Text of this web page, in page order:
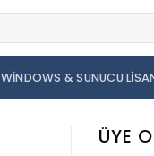
WINDOWS & SUNUCU
ÜYE